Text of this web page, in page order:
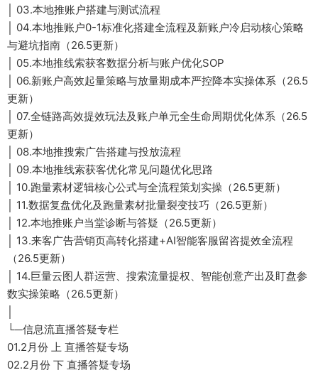
│ 03.本地推账户搭建与测试流程
│ 04.本地推账户0-1标准化搭建全流程及新账户冷启动核心策略
与避坑指南（26.5更新）
│ 05.本地推线索获客数据分析与账户优化SOP
│ 06.新账户高效起量策略与放量期成本严控降本实操体系（26.5
更新）
│ 07.全链路高效提效玩法及账户单元全生命周期优化体系（26.5
更新）
│ 08.本地推搜索广告搭建与投放流程
│ 09.本地推线索获客优化常见问题优化思路
│ 10.跑量素材逻辑核心公式与全流程策划实操（26.5更新）
│ 11.数据复盘优化及跑量素材批量裂变技巧（26.5更新）
│ 12.本地推账户当堂诊断与答疑（26.5更新）
│ 13.来客广告营销页高转化搭建+AI智能客服留咨提效全流程
（26.5更新）
│ 14.巨量云图人群运营、搜索流量提权、智能创意产出及盯盘参
数实操策略（26.5更新）
└─信息流直播答疑专栏
01.2月份 上 直播答疑专场
02.2月份 下 直播答疑专场